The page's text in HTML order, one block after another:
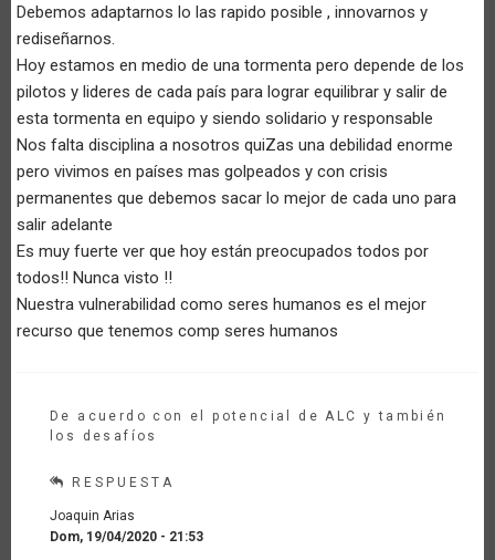
Debemos adaptarnos lo las rapido posible , innovarnos y
rediseñarnos.
Hoy estamos en medio de una tormenta pero depende de los
pilotos y lideres de cada país para lograr equilibrar y salir de
esta tormenta en equipo y siendo solidario y responsable
Nos falta disciplina a nosotros quiZas una debilidad enorme
pero vivimos en países mas golpeados y con crisis
permanentes que debemos sacar lo mejor de cada uno para
salir adelante
Es muy fuerte ver que hoy están preocupados todos por
todos!! Nunca visto !!
Nuestra vulnerabilidad como seres humanos es el mejor
recurso que tenemos comp seres humanos
De acuerdo con el potencial de ALC y también
los desafíos
RESPUESTA
Joaquin Arias
Dom, 19/04/2020 - 21:53